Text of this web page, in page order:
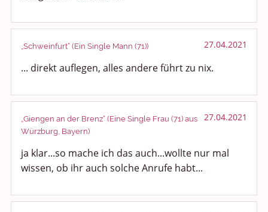
Archiv
„Schweinfurt“ (Ein Single Mann (71)) 27.04.2021
... direkt auflegen, alles andere führt zu nix.
„Giengen an der Brenz“ (Eine Single Frau (71) aus
Würzburg, Bayern)
27.04.2021
ja klar...so mache ich das auch...wollte nur mal
wissen, ob ihr auch solche Anrufe habt...